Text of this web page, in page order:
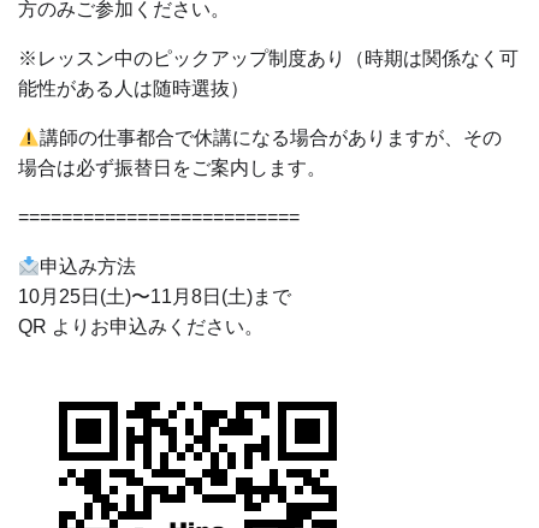
方のみご参加ください。
※レッスン中のピックアップ制度あり（時期は関係なく可
能性がある人は随時選抜）
講師の仕事都合で休講になる場合がありますが、その
場合は必ず振替日をご案内します。
==========================
申込み方法
10月25日(土)〜11月8日(土)まで
QR よりお申込みください。